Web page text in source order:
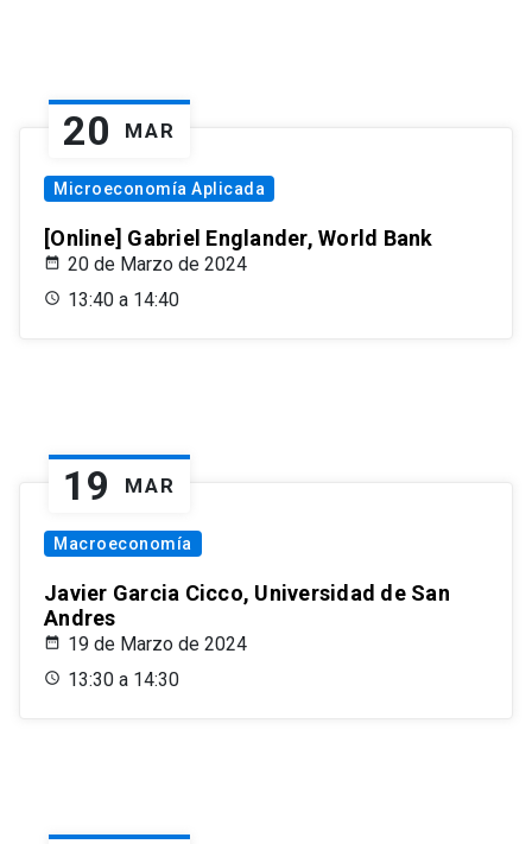
20 MAR
Microeconomía Aplicada
[Online] Gabriel Englander, World Bank
20 de Marzo de 2024
13:40 a 14:40
19 MAR
Macroeconomía
Javier Garcia Cicco, Universidad de San
Andres
19 de Marzo de 2024
13:30 a 14:30